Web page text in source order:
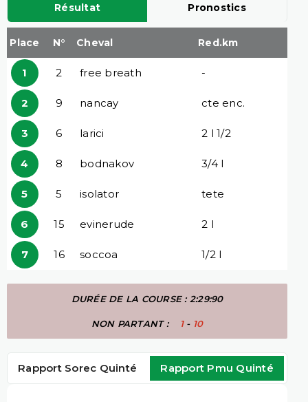
Résultat Pronostics
Place N° Cheval Red.km
1 2 free breath -
2 9 nancay cte enc.
3 6 larici 2 l 1/2
4 8 bodnakov 3/4 l
5 5 isolator tete
6 15 evinerude 2 l
7 16 soccoa 1/2 l
DURÉE DE LA COURSE : 2:29:90
NON PARTANT : 1- 10
Rapport Sorec Quinté Rapport Pmu Quinté